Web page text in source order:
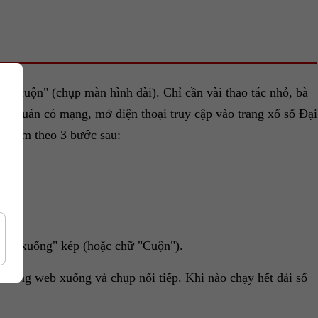
cuộn" (chụp màn hình dài). Chỉ cần vài thao tác nhỏ, bà
quán có mạng, mở điện thoại truy cập vào trang xổ số Đại
làm theo 3 bước sau:
xuống" kép (hoặc chữ "Cuộn").
web xuống và chụp nối tiếp. Khi nào chạy hết dải số